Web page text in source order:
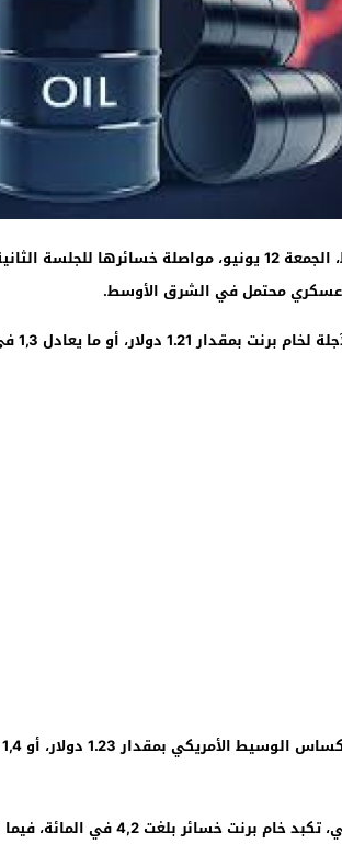
تراجعت أسعار النفط، الجمعة 12 يونيو، مواصلة خسائرها
محتمل في الشرق الأوسط.